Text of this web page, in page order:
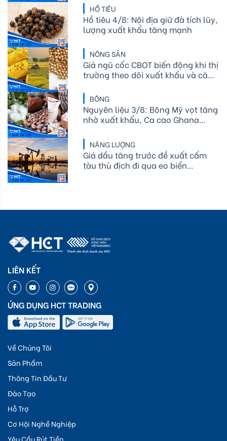
HỒ TIÊU
Hồ tiêu 4/8: Nội địa giữ đà tích lũy,
lượng xuất khẩu tăng mạnh
NÔNG SẢN
Giá ngũ cốc CBOT biến động khi thị
trường theo dõi xuất khẩu và căng
BÔNG
Nguyên liệu 3/8: Bông Mỹ vọt tăng
nhờ xuất khẩu, Ca cao Ghana
NĂNG LƯỢNG
Giá dầu tăng trước đề xuất cấm
tàu thù địch đi qua eo biển
LIÊN KẾT
ỨNG DỤNG HCT TRADING
Về Chúng Tôi
Sản Phẩm
Thông Tin Đầu Tư
Đào Tạo
Hỗ Trợ
Cơ Hội Nghề Nghiệp